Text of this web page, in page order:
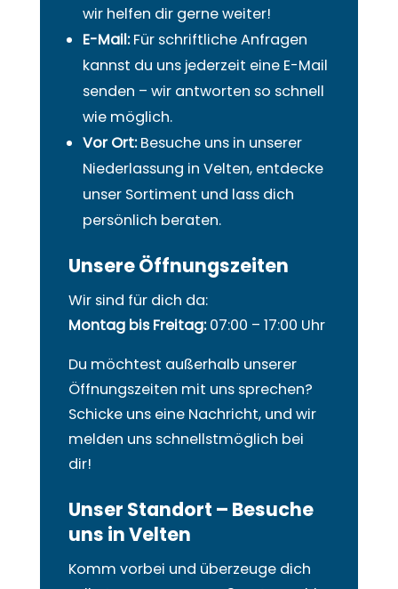
wir helfen dir gerne weiter!
E-Mail:Für schriftliche Anfragen
kannst du uns jederzeit eine E-Mail
senden – wir antworten so schnell
wie möglich.
Vor Ort:Besuche uns in unserer
Niederlassung in Velten, entdecke
unser Sortiment und lass dich
persönlich beraten.
Unsere Öffnungszeiten
Wir sind für dich da:
Montag bis Freitag:07:00 – 17:00 Uhr
Du möchtest außerhalb unserer
Öffnungszeiten mit uns sprechen?
Schicke uns eine Nachricht, und wir
melden uns schnellstmöglich bei
dir!
Unser Standort – Besuche
uns in Velten
Komm vorbei und überzeuge dich